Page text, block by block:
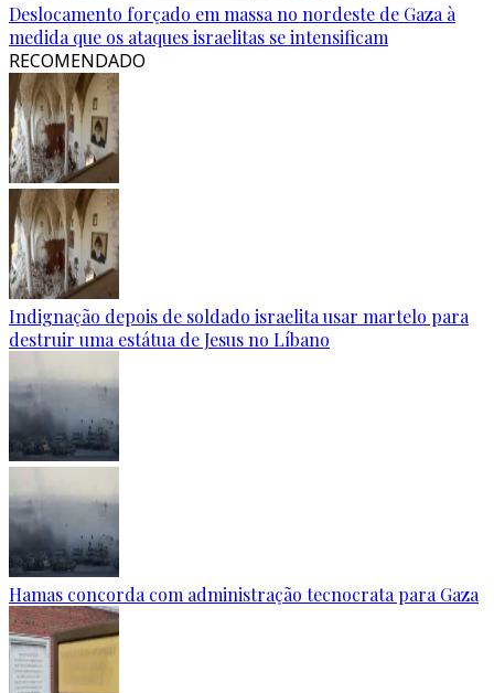
Deslocamento forçado em massa no nordeste de Gaza à
medida que os ataques israelitas se intensificam
RECOMENDADO
Indignação depois de soldado israelita usar martelo para
destruir uma estátua de Jesus no Líbano
Hamas concorda com administração tecnocrata para Gaza